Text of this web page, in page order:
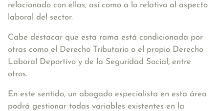
relacionado con ellas, así como a lo relativo al aspecto
laboral del sector.
Cabe destacar que esta rama está condicionada por
otras como el Derecho Tributario o el propio Derecho
Laboral Deportivo y de la Seguridad Social, entre
otros.
En este sentido, un abogado especialista en esta área
podrá gestionar todas variables existentes en la